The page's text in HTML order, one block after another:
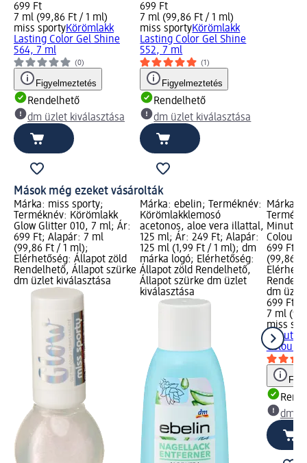
699 Ft
7 ml (99,86 Ft / 1 ml)
miss sportyKörömlakk
Lasting Color Gel Shine
564, 7 ml
(0)
Figyelmeztetés
Rendelhető
dm üzlet kiválasztása
699 Ft
7 ml (99,86 Ft / 1 ml)
miss sportyKörömlakk
Lasting Color Gel Shine
552, 7 ml
(1)
Figyelmeztetés
Rendelhető
dm üzlet kiválasztása
Mások még ezeket vásárolták
Márka: miss sporty;
Terméknév: Körömlakk
Glow Glitter 010, 7 ml; Ár:
699 Ft; Alapár: 7 ml
(99,86 Ft / 1 ml);
Elérhetőség: Állapot zöld
Rendelhető, Állapot szürke
dm üzlet kiválasztása
Márka: ebelin; Terméknév:
Körömlakklemosó
acetonos, aloe vera illattal,
125 ml; Ár: 249 Ft; Alapár:
125 ml (1,99 Ft / 1 ml); dm
márka logó; Elérhetőség:
Állapot zöld Rendelhető,
Állapot szürke dm üzlet
kiválasztása
Márka:
Minute
Colour
699 Ft;
(99,86
dm
699 Ft
7 ml
miss
Minute
Colour
dm